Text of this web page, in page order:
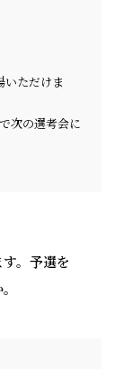
ただけま
次の選考会に
。予選を